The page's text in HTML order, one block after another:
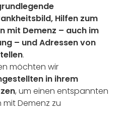
Hilfen zum
mit Demenz – auch im
– und Adressen von
.
möchten wir
in ihrem
, um einen entspannten
Demenz zu